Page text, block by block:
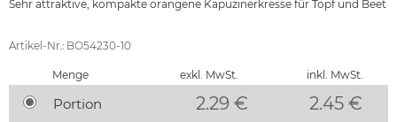
Sehr attraktive, kompakte orangene Kapuzinerkresse für Topf und Beet
Artikel-Nr.: BO54230-10
Menge exkl. MwSt. inkl. MwSt.
Portion 2.29 € 2.45 €